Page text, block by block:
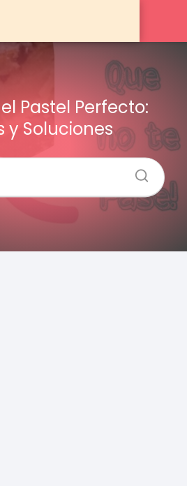
Pastel Perfecto:
y Soluciones